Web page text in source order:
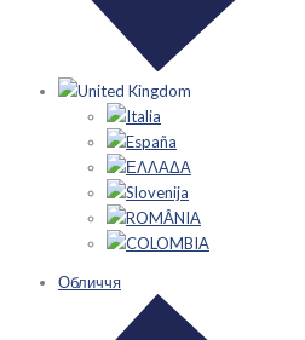
United Kingdom
Italia
España
ΕΛΛΑΔΑ
Slovenija
ROMÂNIA
COLOMBIA
Обличчя